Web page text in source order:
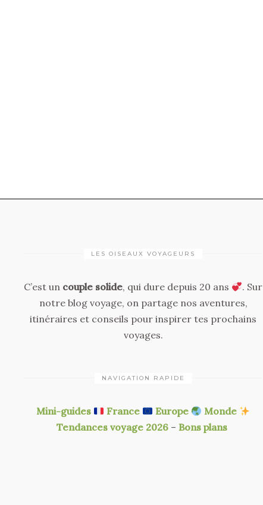
LES OISEAUX VOYAGEURS
C’est un couple solide, qui dure depuis 20 ans
. Sur
notre blog voyage, on partage nos aventures,
itinéraires et conseils pour inspirer tes prochains
voyages.
NAVIGATION RAPIDE
Mini-guides France Europe
Monde
Tendances voyage 2026 –Bons plans